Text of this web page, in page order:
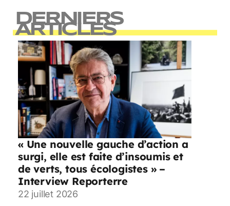
DERNIERS
ARTICLES
« Une nouvelle gauche d’action a
surgi, elle est faite d’insoumis et
de verts, tous écologistes » –
Interview Reporterre
22 juillet 2026